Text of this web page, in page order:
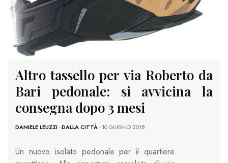
Altro tassello per via Roberto da
Bari pedonale: si avvicina la
consegna dopo 3 mesi
DANIELE LEUZZI-DALLA CITTÀ- 10 GIUGNO 2018
Un nuovo isolato pedonale per il quartiere